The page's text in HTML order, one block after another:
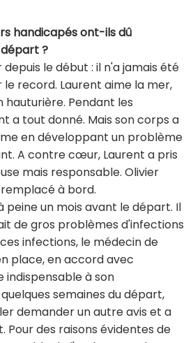
handicapés ont-ils dû
?
le début : il n'a jamais été
record. Laurent aime la mer,
hauturière. Pendant les
a tout donné. Mais son corps a
en développant un problème
A contre cœur, Laurent a pris
mais responsable. Olivier
à bord.
peine un mois avant le départ. Il
de gros problèmes d'infections
infections, le médecin de
place, en accord avec
à son
semaines du départ,
demander un autre avis et a
des raisons évidentes de